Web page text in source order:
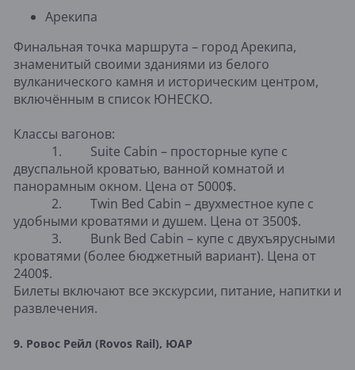
Арекипа
Финальная точка маршрута – город Арекипа,
знаменитый своими зданиями из белого
вулканического камня и историческим центром,
включённым в список ЮНЕСКО.
Классы вагонов:
1. Suite Cabin – просторные купе с
двуспальной кроватью, ванной комнатой и
панорамным окном. Цена от 5000$.
2. Twin Bed Cabin – двухместное купе с
удобными кроватями и душем. Цена от 3500$.
3. Bunk Bed Cabin – купе с двухъярусными
кроватями (более бюджетный вариант). Цена от
2400$.
Билеты включают все экскурсии, питание, напитки и
развлечения.
9. Ровос Рейл (Rovos Rail), ЮАР